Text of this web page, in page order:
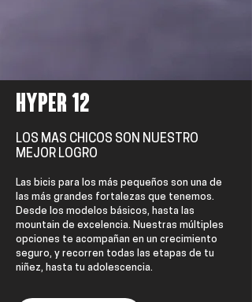
hyper 12
LOS MAS CHICOS SON NUESTRO
MEJOR LOGRO
Las bicis para los más pequeños son una de
las más grandes fortalezas que tenemos.
Desde los modelos básicos, hasta las
mountain de excelencia. Nuestras múltiples
opciones te acompañan en un crecimiento
seguro, y recorren todas las etapas de tu
niñez, hasta tu adolescencia.